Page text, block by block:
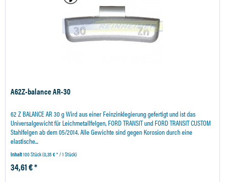
A62Z-balance AR-30
62 Z BALANCE AR 30 g Wird aus einer Feinzinklegierung gefertigt und ist das
Universalgewicht für Leichmetallfelgen, FORD TRANSIT und FORD TRANSIT CUSTOM
Stahlfelgen ab dem 05/2014. Alle Gewichte sind gegen Korosion durch eine
elastische...
Inhalt100 Stück(0,35 € * / 1 Stück)
34,61 € *